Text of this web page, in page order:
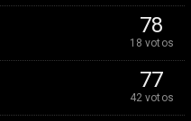
78
18 votos
77
42 votos